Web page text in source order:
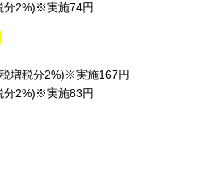
分2%)※実施74円
増税分2%)※実施167円
分2%)※実施83円